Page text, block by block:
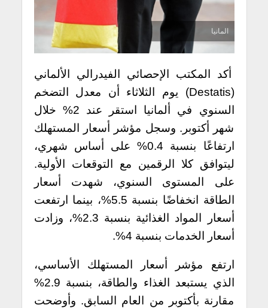
المانيا
أكد المكتب الإحصائي الفيدرالي الألماني
(Destatis) يوم الثلاثاء أن معدل التضخم
السنوي في ألمانيا استقر عند 2% خلال
شهر أكتوبر. وسجل مؤشر أسعار المستهلك
ارتفاعًا بنسبة 0.4% على أساس شهري،
ليتوافق كلا الرقمين مع التوقعات الأولية.
على المستوى السنوي، شهدت أسعار
الطاقة انخفاضًا بنسبة 5.5%، بينما ارتفعت
أسعار المواد الغذائية بنسبة 2.3%، وزادت
أسعار الخدمات بنسبة 4%.
ارتفع مؤشر أسعار المستهلك الأساسي،
الذي يستبعد الغذاء والطاقة، بنسبة 2.9%
مقارنة بأكتوبر من العام السابق. وأوضحت